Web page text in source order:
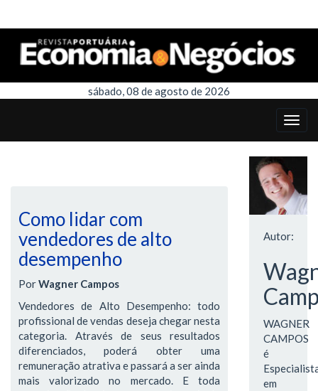
sábado, 08 de agosto de 2026
Como lidar com
vendedores de alto
desempenho
PorWagner Campos
Vendedores de Alto Desempenho: todo
profissional de vendas deseja chegar nesta
categoria. Através de seus resultados
diferenciados, poderá obter uma
remuneração atrativa e passará a ser ainda
mais valorizado no mercado. E toda
Autor:
WAGNER
CAMPOS
é
em